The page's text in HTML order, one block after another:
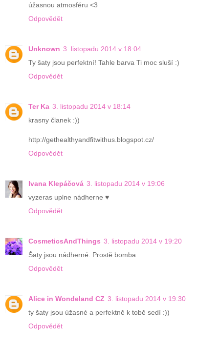
úžasnou atmosféru <3
Odpovědět
Unknown 3. listopadu 2014 v 18:04
Ty šaty jsou perfektní! Tahle barva Ti moc sluší :)
Odpovědět
Ter Ka 3. listopadu 2014 v 18:14
krasny članek :))
http://gethealthyandfitwithus.blogspot.cz/
Odpovědět
Ivana Klepáčová 3. listopadu 2014 v 19:06
vyzeras uplne nádherne ♥
Odpovědět
CosmeticsAndThings 3. listopadu 2014 v 19:20
Šaty jsou nádherné. Prostě bomba
Odpovědět
Alice in Wondeland CZ 3. listopadu 2014 v 19:30
ty šaty jsou úžasné a perfektně k tobě sedí :))
Odpovědět